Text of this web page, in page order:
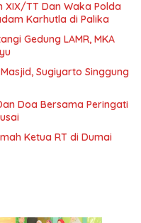
XIX/TT Dan Waka Polda
Karhutla di Palika
Gedung LAMR, MKA
Sugiyarto Singgung
Doa Bersama Peringati
Ketua RT di Dumai